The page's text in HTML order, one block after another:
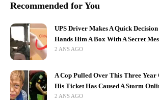
Recommended for You
UPS Driver Makes A Quick
Hands Him A Box With A Secret
2 ANS AGO
A Cop Pulled Over This Three Year
His Ticket Has Caused A Storm
2 ANS AGO